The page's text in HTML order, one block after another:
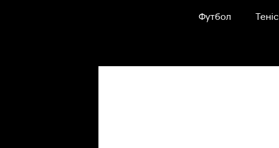
Футбол Теніс